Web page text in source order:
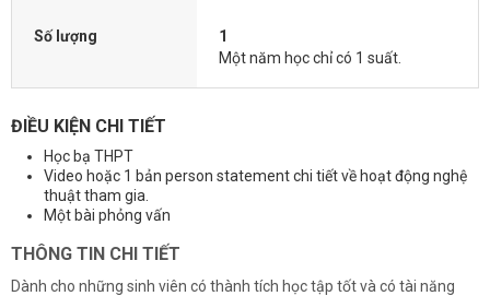
Số lượng
1
Một năm học chỉ có 1 suất.
ĐIỀU KIỆN CHI TIẾT
Học bạ THPT
Video hoặc 1 bản person statement chi tiết về hoạt động nghệ
thuật tham gia.
Một bài phỏng vấn
THÔNG TIN CHI TIẾT
Dành cho những sinh viên có thành tích học tập tốt và có tài năng